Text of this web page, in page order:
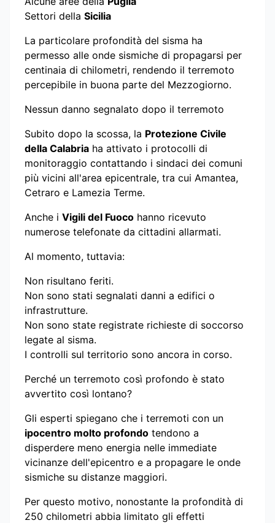
Settori della Sicilia
La particolare profondità del sisma ha
permesso alle onde sismiche di propagarsi per
centinaia di chilometri, rendendo il terremoto
percepibile in buona parte del Mezzogiorno.
Nessun danno segnalato dopo il terremoto
Subito dopo la scossa, la Protezione Civile
della Calabria ha attivato i protocolli di
monitoraggio contattando i sindaci dei comuni
più vicini all'area epicentrale, tra cui Amantea,
Cetraro e Lamezia Terme.
Anche i Vigili del Fuoco hanno ricevuto
numerose telefonate da cittadini allarmati.
Al momento, tuttavia:
Non risultano feriti.
Non sono stati segnalati danni a edifici o
infrastrutture.
Non sono state registrate richieste di soccorso
legate al sisma.
I controlli sul territorio sono ancora in corso.
Perché un terremoto così profondo è stato
avvertito così lontano?
Gli esperti spiegano che i terremoti con un
ipocentro molto profondo tendono a
disperdere meno energia nelle immediate
vicinanze dell'epicentro e a propagare le onde
sismiche su distanze maggiori.
Per questo motivo, nonostante la profondità di
250 chilometri abbia limitato gli effetti